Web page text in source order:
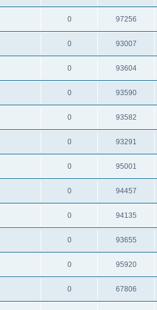
0 97256
0 93007
0 93604
0 93590
0 93582
0 93291
0 95001
0 94457
0 94135
0 93655
0 95920
0 67806